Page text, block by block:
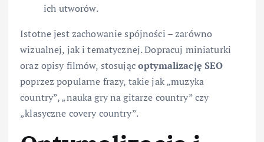
ich utworów.
Istotne jest zachowanie spójności – zarówno
wizualnej, jak i tematycznej. Dopracuj miniaturki
oraz opisy filmów, stosującoptymalizację SEO
poprzez popularne frazy, takie jak „muzyka
country”, „nauka gry na gitarze country” czy
„klasyczne covery country”.